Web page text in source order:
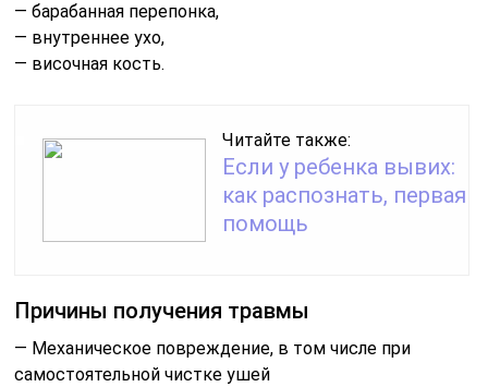
— барабанная перепонка,
— внутреннее ухо,
— височная кость.
Читайте также:
Если у ребенка вывих:
как распознать, первая
помощь
Причины получения травмы
— Механическое повреждение, в том числе при
самостоятельной чистке ушей